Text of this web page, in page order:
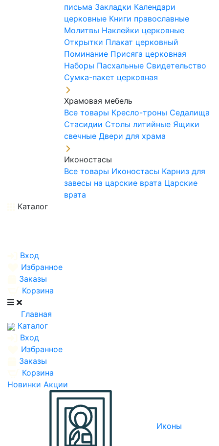
письма Закладки Календари
церковные Книги православные
Молитвы Наклейки церковные
Открытки Плакат церковный
Поминание Присяга церковная
Наборы Пасхальные Свидетельство
Сумка-пакет церковная
Храмовая мебель
Все товары Кресло-троны Седалища
Стасидии Столы литийные Ящики
свечные Двери для храма
Иконостасы
Все товары Иконостасы Карниз для
завесы на царские врата Царские
врата
Каталог
Вход
Избранное
Заказы
Корзина
Главная
Каталог
Вход
Избранное
Заказы
Корзина
Новинки Акции
Иконы